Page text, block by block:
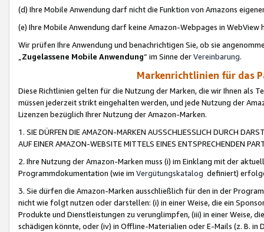
(d) Ihre Mobile Anwendung darf nicht die Funktion von Amazons
(e) Ihre Mobile Anwendung darf keine Amazon-Webpages in WebView
Wir prüfen Ihre Anwendung und benachrichtigen Sie, ob sie
„Zugelassene Mobile Anwendung“ im Sinne derVereinbarung.
Markenrichtlinien für das
Diese Richtlinien gelten für die Nutzung der Marken, die wir Ihnen als
müssen jederzeit strikt eingehalten werden, und jede Nutzung der
Lizenzen bezüglich Ihrer Nutzung der Amazon-Marken.
1. SIE DÜRFEN DIE AMAZON-MARKEN AUSSCHLIESSLICH DURCH
AUF EINER AMAZON-WEBSITE MITTELS EINES ENTSPRECHENDEN
2. Ihre Nutzung der Amazon-Marken muss (i) im Einklang mit der
Programmdokumentation (wie im Vergütungskatalog definiert)
3. Sie dürfen die Amazon-Marken ausschließlich für den in der
nicht wie folgt nutzen oder darstellen: (i) in einer Weise, die ein
Produkte und Dienstleistungen zu verunglimpfen, (iii) in einer Weise,
schädigen könnte, oder (iv) in Offline-Materialien oder E-Mails (z. B. in